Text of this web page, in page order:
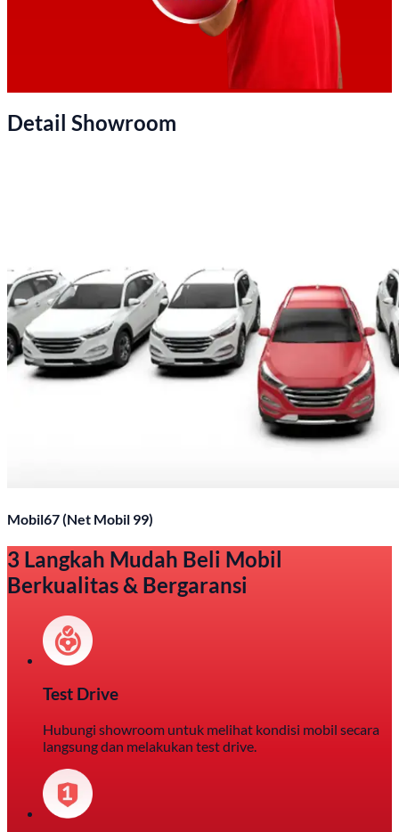
Detail Showroom
Mobil67 (Net Mobil 99)
3 Langkah Mudah Beli Mobil
Berkualitas & Bergaransi
Test Drive
Hubungi showroom untuk melihat kondisi mobil secara
langsung dan melakukan test drive.